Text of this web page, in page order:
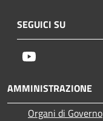
SEGUICI SU
AMMINISTRAZIONE
Organi di Governo